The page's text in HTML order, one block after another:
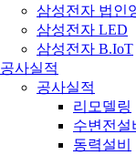
삼성전자 법인
삼성전자 LED
삼성전자 B.IoT
공사실적
공사실적
리모델링
수변전설
동력설비